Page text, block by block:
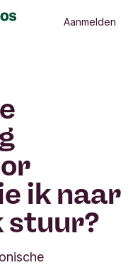
Aanmelden
ik naar
stuur?